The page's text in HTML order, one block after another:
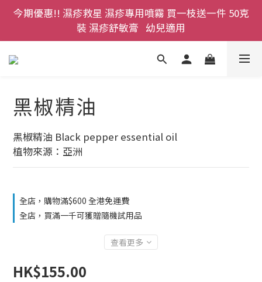
登記成為網店會員，即送$50購物金即刻用!!
首次購買 啤酒花咖啡因洗髮液 享8折優惠 不限購買量
裝 濕疹舒敏膏   幼兒適用
登記成為網店會員，即送$50購物金即刻用!!
黑椒精油
黑椒精油 Black pepper essential oil
植物來源：亞洲
全店，購物滿$600 全港免運費
全店，買滿一千可獲贈隨機試用品
查看更多
HK$155.00